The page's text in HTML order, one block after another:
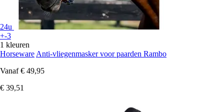
24u
+-3
1 kleuren
Horseware Anti-vliegenmasker voor paarden Rambo
Vanaf € 49,95
€ 39,51